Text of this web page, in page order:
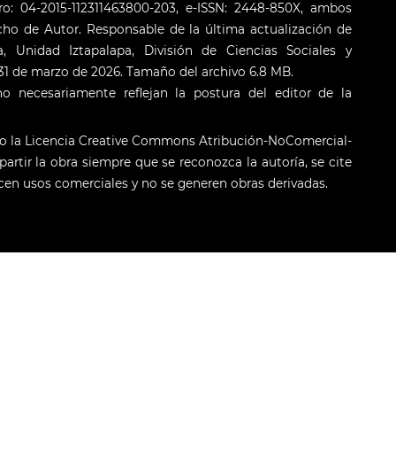
2015-112311463800-203, e-ISSN: 2448-850X, ambos
de Autor. Responsable de la última actualización de
Unidad Iztapalapa, División de Ciencias Sociales y
de marzo de 2026. Tamaño del archivo 6.8 MB.
necesariamente reflejan la postura del editor de la
la Licencia Creative Commons Atribución-NoComercial-
la obra siempre que se reconozca la autoría, se cite
usos comerciales y no se generen obras derivadas.